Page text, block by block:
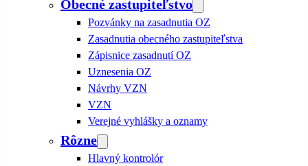
Obecné zastupiteľstvo
Pozvánky na zasadnutia OZ
Zasadnutia obecného zastupiteľstva
Zápisnice zasadnutí OZ
Uznesenia OZ
Návrhy VZN
VZN
Verejné vyhlášky a oznamy
Rôzne
Hlavný kontrolór